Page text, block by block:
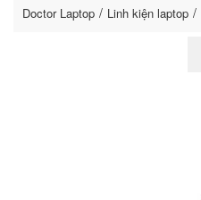
Doctor Laptop Linh kiện laptop